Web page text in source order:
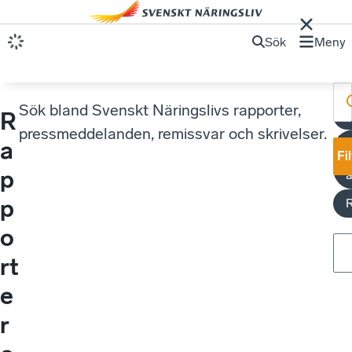
Sök Meny
R
a
p
p
o
rt
e
r
Sök bland Svenskt Näringslivs rapporter,
pressmeddelanden, remissvar och skrivelser.